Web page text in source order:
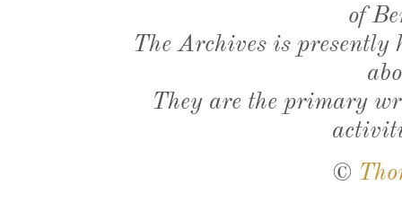
of
The Archives is presently
They are the primary
©